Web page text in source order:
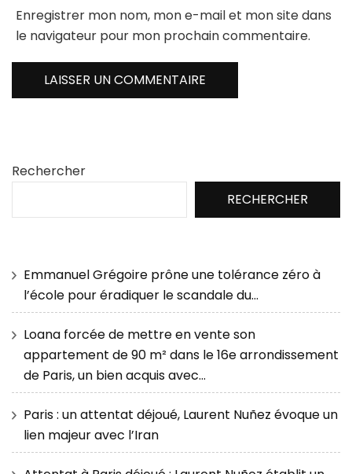
Enregistrer mon nom, mon e-mail et mon site dans
le navigateur pour mon prochain commentaire.
Rechercher
RECHERCHER
Emmanuel Grégoire prône une tolérance zéro à
l’école pour éradiquer le scandale du…
Loana forcée de mettre en vente son
appartement de 90 m² dans le 16e arrondissement
de Paris, un bien acquis avec…
Paris : un attentat déjoué, Laurent Nuñez évoque un
lien majeur avec l’Iran